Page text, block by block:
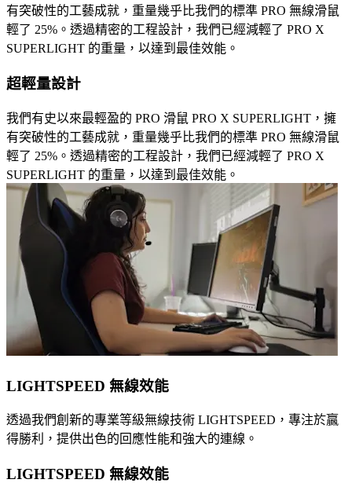
有突破性的工藝成就，重量幾乎比我們的標準 PRO 無線滑鼠
輕了 25%。透過精密的工程設計，我們已經減輕了 PRO X
SUPERLIGHT 的重量，以達到最佳效能。
超輕量設計
我們有史以來最輕盈的 PRO 滑鼠 PRO X SUPERLIGHT，擁
有突破性的工藝成就，重量幾乎比我們的標準 PRO 無線滑鼠
輕了 25%。透過精密的工程設計，我們已經減輕了 PRO X
SUPERLIGHT 的重量，以達到最佳效能。
LIGHTSPEED 無線效能
透過我們創新的專業等級無線技術 LIGHTSPEED，專注於贏
得勝利，提供出色的回應性能和強大的連線。
LIGHTSPEED 無線效能